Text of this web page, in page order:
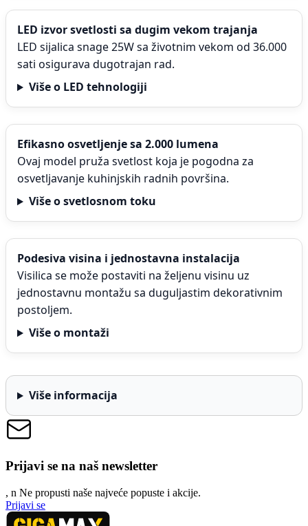
LED izvor svetlosti sa dugim vekom trajanja
LED sijalica snage 25W sa životnim vekom od 36.000
sati osigurava dugotrajan rad.
Više o LED tehnologiji
Efikasno osvetljenje sa 2.000 lumena
Ovaj model pruža svetlost koja je pogodna za
osvetljavanje kuhinjskih radnih površina.
Više o svetlosnom toku
Podesiva visina i jednostavna instalacija
Visilica se može postaviti na željenu visinu uz
jednostavnu montažu sa duguljastim dekorativnim
postoljem.
Više o montaži
Više informacija
Prijavi se na naš newsletter
, n Ne propusti naše najveće popuste i akcije.
Prijavi se